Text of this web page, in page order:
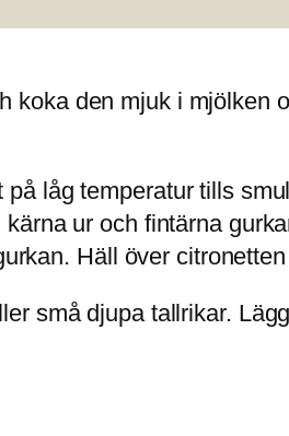
koka den mjuk i mjölken
låg temperatur tills
ur och fintärna
Häll över
små djupa tallrikar.